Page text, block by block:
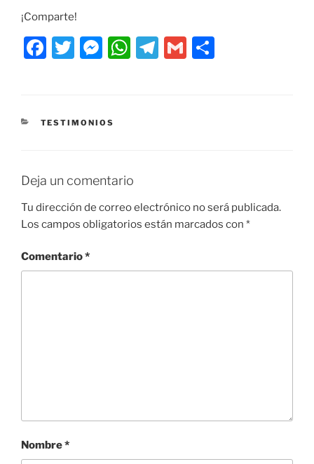
¡Comparte!
F
e
o
k
T
er
M
e
er
W
p
T
G
CATEGORÍAS
TESTIMONIOS
Deja un comentario
Tu dirección de correo electrónico no será publicada.
Los campos obligatorios están marcados con *
Comentario*
Nombre*